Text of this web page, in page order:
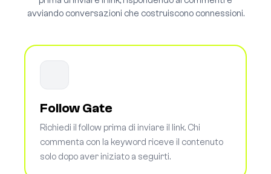
avviando conversazioni che costruiscono connessioni.
Follow Gate
Richiedi il follow prima di inviare il link. Chi
commenta con la keyword riceve il contenuto
solo dopo aver iniziato a seguirti.